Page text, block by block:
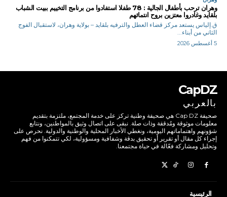
وهران ترحب بأطفال الجالية : 78 طفلا استفادوا من برنامج التخييم ببيت الشباب
بلقايد وغادروا معتزين بروح انتمائهم
ق.إلياس يستعد مركز قضاء العطل والترفيه بلقايد – بولاية وهران، لاستقبال الفوج
الثاني من أبناء...
5 أغسطس 2026
CapDZ
بالعربي
صحيفة Cap DZ هي صحيفة وطنية تركز على خدمة المجتمع، ملتزمة بتقديم
معلومات موثوقة ومُدققة وذات صلة. نبقى على اتصال وثيق بالمواطنين، ونتابع
شؤونهم واهتماماتهم اليومية، ونغطي الأخبار المحلية والوطنية والدولية. نحرص على
إجراء كل مقال أو تقرير أو تحقيق بدقة وشفافية ومسؤولية، لكي تتمكنوا من فهم
وتحليل ومشاركة فعّالة في حياة مجتمعنا.
الرئيسية